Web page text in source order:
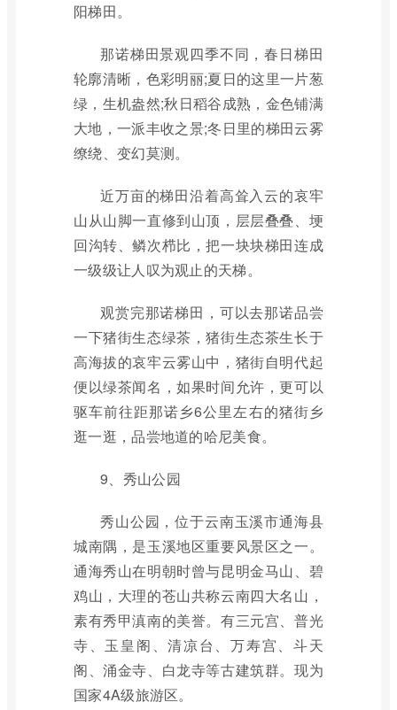
阳梯田。
那诺梯田景观四季不同，春日梯田
轮廓清晰，色彩明丽;夏日的这里一片葱
绿，生机盎然;秋日稻谷成熟，金色铺满
大地，一派丰收之景;冬日里的梯田云雾
缭绕、变幻莫测。
近万亩的梯田沿着高耸入云的哀牢
山从山脚一直修到山顶，层层叠叠、埂
回沟转、鳞次栉比，把一块块梯田连成
一级级让人叹为观止的天梯。
观赏完那诺梯田，可以去那诺品尝
一下猪街生态绿茶，猪街生态茶生长于
高海拔的哀牢云雾山中，猪街自明代起
便以绿茶闻名，如果时间允许，更可以
驱车前往距那诺乡6公里左右的猪街乡
逛一逛，品尝地道的哈尼美食。
9、秀山公园
秀山公园，位于云南玉溪市通海县
城南隅，是玉溪地区重要风景区之一。
通海秀山在明朝时曾与昆明金马山、碧
鸡山，大理的苍山共称云南四大名山，
素有秀甲滇南的美誉。有三元宫、普光
寺、玉皇阁、清凉台、万寿宫、斗天
阁、涌金寺、白龙寺等古建筑群。现为
国家4A级旅游区。